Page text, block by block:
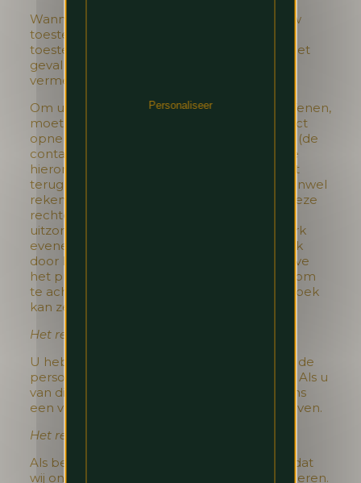
Wanneer de verwerking gebaseerd is op uw
toestemming, hebt u ook het recht om uw
toestemming te herroepen. Wanneer dat het
geval is, wordt dit in de relevante rubrieken
vermeld als de wettelijke basis.
Om uw rechten krachtens de AVG uit te oefenen,
moet u uw verzoek opsturen naar, of contact
opnemen met, Hilton Brussels Grand Place (de
contactgegevens vindt u onderaan). Gelieve
hieronder een meer gedetailleerd overzicht
terug te vinden van uw rechten. Hou er evenwel
rekening mee dat aan de uitoefening van deze
rechten bepaalde voorwaarden of
uitzonderingen kunnen verbonden zijn. Merk
eveneens op dat uw persoonsgegevens ook
door Hilton verwerkt kunnen worden. Gelieve
het privacybeleid van Hilton te raadplegen om
te achterhalen op welke manier u een verzoek
kan zenden naar Hilton.
Het recht op inzage
U hebt het recht om inzage te verkrijgen in de
persoonsgegevens die wij van u verwerken. Als u
van dit recht gebruik wilt maken, stuurt u ons
een verzoek zoals hieronder wordt beschreven.
Het recht op correctie
Als betrokkene hebt u het recht te vragen dat
wij onjuiste persoonsgegevens over u corrigeren.
Personaliseer